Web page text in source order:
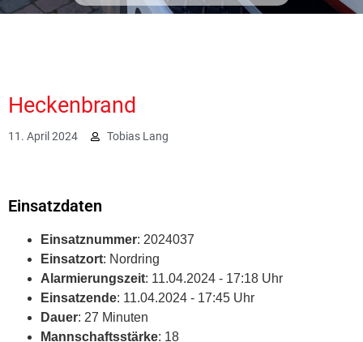
Heckenbrand
11. April 2024 Tobias Lang
Einsatzdaten
Einsatznummer: 2024037
Einsatzort: Nordring
Alarmierungszeit: 11.04.2024 - 17:18 Uhr
Einsatzende: 11.04.2024 - 17:45 Uhr
Dauer: 27 Minuten
Mannschaftsstärke: 18